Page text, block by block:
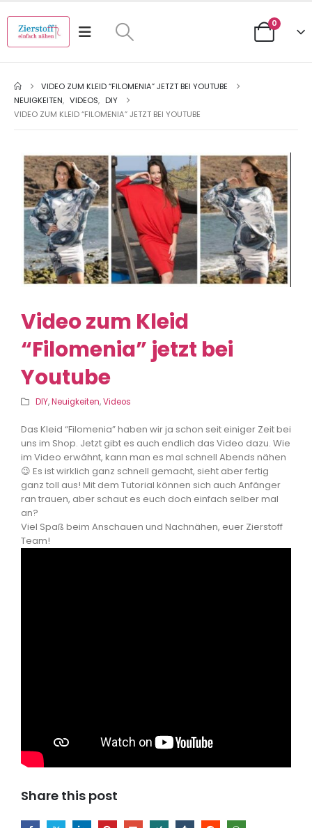
0
VIDEO ZUM KLEID “FILOMENIA” JETZT BEI YOUTUBE
NEUIGKEITEN, VIDEOS, DIY
VIDEO ZUM KLEID “FILOMENIA” JETZT BEI YOUTUBE
Video zum Kleid
“Filomenia” jetzt bei
Youtube
DIY,Neuigkeiten,Videos
Das Kleid “Filomenia” haben wir ja schon seit einiger Zeit bei
uns im Shop. Jetzt gibt es auch endlich das Video dazu. Wie
im Video erwähnt, kann man es mal schnell Abends nähen
😉 Es ist wirklich ganz schnell gemacht, sieht aber fertig
ganz toll aus! Mit dem Tutorial können sich auch Anfänger
ran trauen, aber schaut es euch doch einfach selber mal
an?
Viel Spaß beim Anschauen und Nachnähen, euer Zierstoff
Team!
Share this post